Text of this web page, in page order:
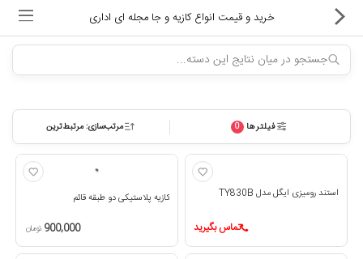
ماشین های اداری
کارتریج و تونر
خرید و قیمت انواع کازیه و جا مجله ای اداری
فیلترها 0 مرتب‌سازی: مرتبط‌ترین
استند رومیزی ایگل مدل TY830B
تماس بگیرید
کازیه پلاستیکی دو طبقه قائم
900,000 تومان